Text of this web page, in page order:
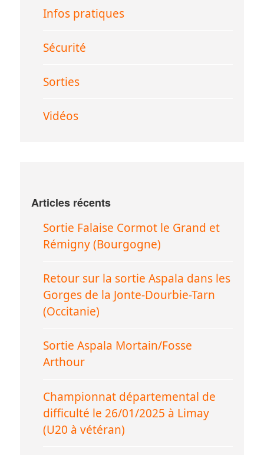
Infos pratiques
Sécurité
Sorties
Vidéos
Articles récents
Sortie Falaise Cormot le Grand et
Rémigny (Bourgogne)
Retour sur la sortie Aspala dans les
Gorges de la Jonte-Dourbie-Tarn
(Occitanie)
Sortie Aspala Mortain/Fosse
Arthour
Championnat départemental de
difficulté le 26/01/2025 à Limay
(U20 à vétéran)